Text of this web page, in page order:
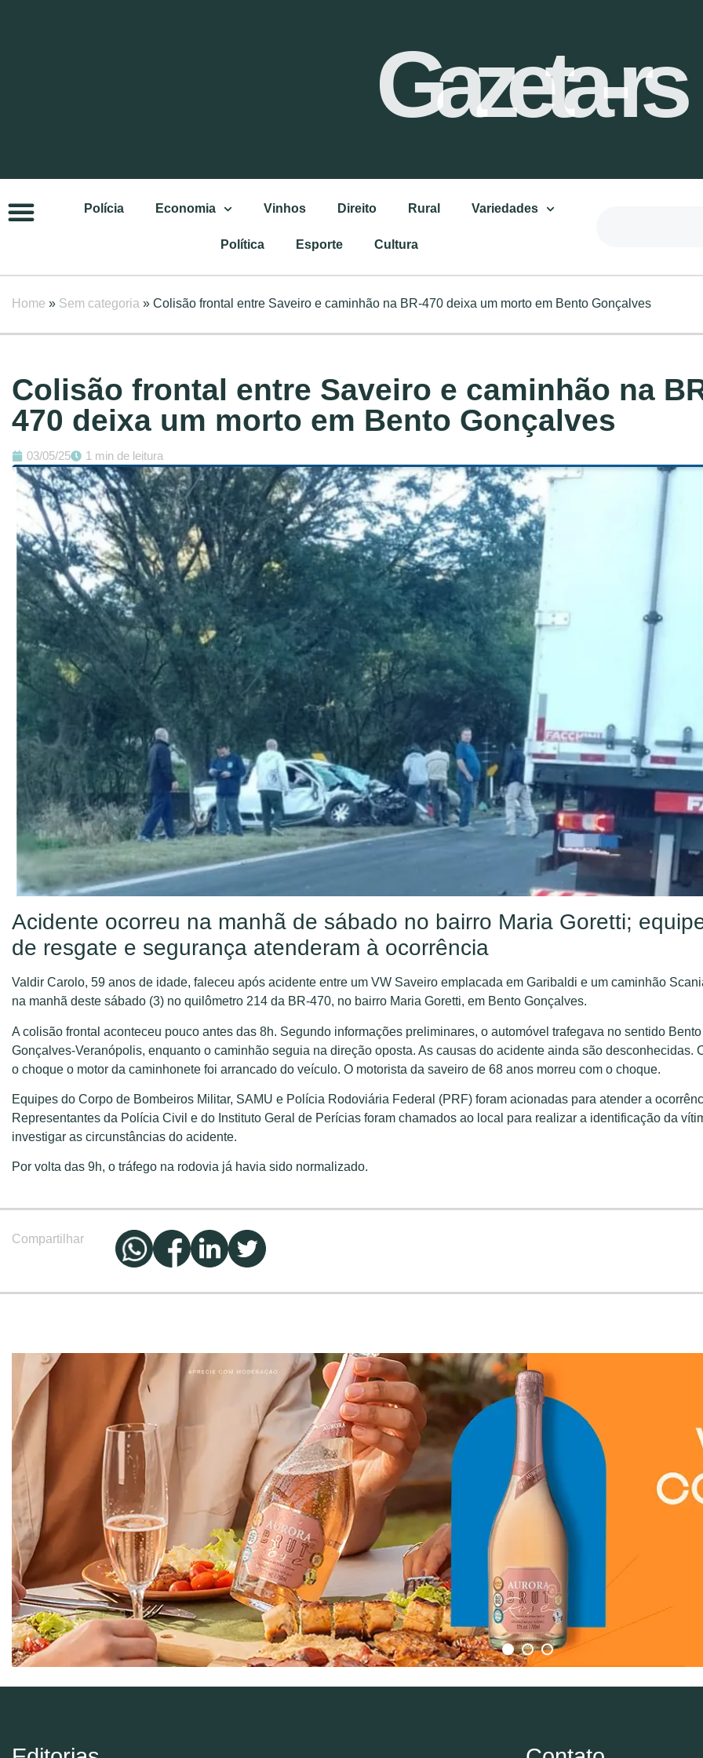
Gazeta-rs
Polícia Economia Vinhos Direito Rural Variedades
Política Esporte Cultura
Home » Sem categoria » Colisão frontal entre Saveiro e caminhão na BR-470 deixa um morto em Bento Gonçalves
Colisão frontal entre Saveiro e caminhão na
470 deixa um morto em Bento Gonçalves
03/05/25 1 min de leitura
Acidente ocorreu na manhã de sábado no bairro Maria Goretti;
de resgate e segurança atenderam à ocorrência
Valdir Carolo, 59 anos de idade, faleceu após acidente entre um VW Saveiro emplacada em Garibaldi e um caminhão
na manhã deste sábado (3) no quilômetro 214 da BR-470, no bairro Maria Goretti, em Bento Gonçalves.
A colisão frontal aconteceu pouco antes das 8h. Segundo informações preliminares, o automóvel trafegava no sentido Bento
Gonçalves-Veranópolis, enquanto o caminhão seguia na direção oposta. As causas do acidente ainda são desconhecidas.
o choque o motor da caminhonete foi arrancado do veículo. O motorista da saveiro de 68 anos morreu com o choque.
Equipes do Corpo de Bombeiros Militar, SAMU e Polícia Rodoviária Federal (PRF) foram acionadas para atender a
Representantes da Polícia Civil e do Instituto Geral de Perícias foram chamados ao local para realizar a identificação da
investigar as circunstâncias do acidente.
Por volta das 9h, o tráfego na rodovia já havia sido normalizado.
Compartilhar